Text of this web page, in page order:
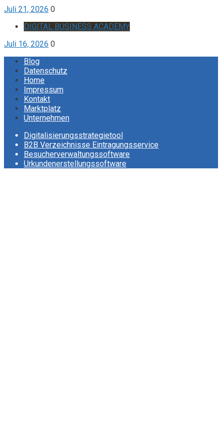
Juli 21, 2026 0
DIGITAL BUSINESS ACADEMY
Juli 16, 2026 0
Blog
Datenschutz
Home
Impressum
Kontakt
Marktplatz
Unternehmen
Digitalisierungsstrategietool
B2B Verzeichnisse Eintragungsservice
Besucherverwaltungssoftware
Urkundenerstellungssoftware